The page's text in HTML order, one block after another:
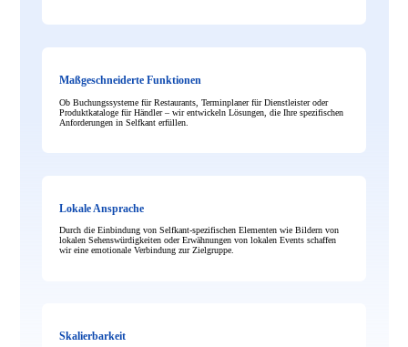
Maßgeschneiderte Funktionen
Ob Buchungssysteme für Restaurants, Terminplaner für Dienstleister oder
Produktkataloge für Händler – wir entwickeln Lösungen, die Ihre spezifischen
Anforderungen in Selfkant erfüllen.
Lokale Ansprache
Durch die Einbindung von Selfkant-spezifischen Elementen wie Bildern von
lokalen Sehenswürdigkeiten oder Erwähnungen von lokalen Events schaffen
wir eine emotionale Verbindung zur Zielgruppe.
Skalierbarkeit